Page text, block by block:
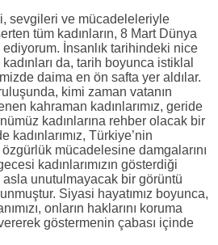
sevgileri ve mücadeleleriyle
tüm kadınların, 8 Mart Dünya
ediyorum. İnsanlık tarihindeki nice
da, tarih boyunca istiklal
daima en ön safta yer aldılar.
kimi zaman vatanın
kahraman kadınlarımız, geride
kadınlarına rehber olacak bir
kadınlarımız, Türkiye’nin
mücadelesine damgalarını
kadınlarımızın gösterdiği
asla unutulmayacak bir görüntü
Siyasi hayatımız boyunca,
onların haklarını koruma
göstermenin çabası içinde